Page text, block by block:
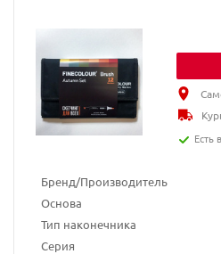
Бренд/Производитель
Основа
Тип наконечника
Серия
Есть